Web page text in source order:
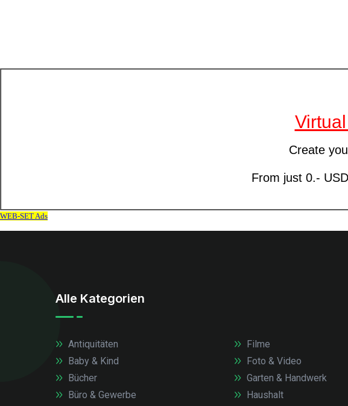
Alle Kategorien
Antiquitäten
Baby & Kind
Bücher
Büro & Gewerbe
Filme
Foto & Video
Garten & Handwerk
Haushalt